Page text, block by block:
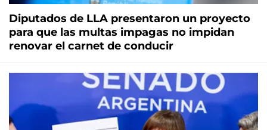
Diputados de LLA presentaron un proyecto
para que las multas impagas no impidan
renovar el carnet de conducir